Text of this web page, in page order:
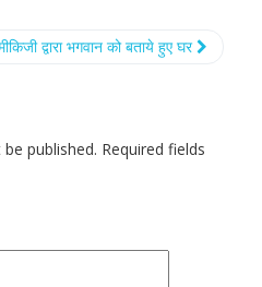
द्वारा भगवान को बताये हुए घर
published. Required fields